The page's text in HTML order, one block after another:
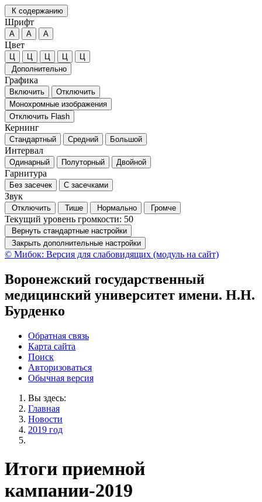
К содержанию
Шрифт
А А А
Цвет
Ц Ц Ц Ц
Ц
Дополнительно
Графика
Включить
Отключить
Монохромные изображения
Отключить Flash
Кернинг
Стандартный Средний Большой
Интервал
Одинарный Полуторный Двойной
Гарнитура
Без засечек С засечками
Звук
Отключить Тише Нормально Громче
Текущий уровень громкости: 50
Вернуть стандартные настройки
Закрыть дополнительные настройки
© Мибок: Версия для слабовидящих (модуль на сайт)
Воронежский государственный
медицинский университет имени. Н.Н.
Бурденко
Обратная связь
Карта сайта
Поиск
Авторизоваться
Обычная версия
Вы здесь:
Главная
Новости
2019 год
Итоги приемной
кампании-2019